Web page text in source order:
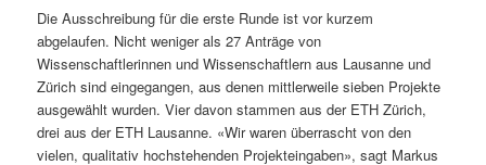
Die Ausschreibung für die erste Runde ist vor kurzem
abgelaufen. Nicht weniger als 27 Anträge von
Wissenschaftlerinnen und Wissenschaftlern aus Lausanne und
Zürich sind eingegangen, aus denen mittlerweile sieben Projekte
ausgewählt wurden. Vier davon stammen aus der ETH Zürich,
drei aus der ETH Lausanne. «Wir waren überrascht von den
vielen, qualitativ hochstehenden Projekteingaben», sagt Markus